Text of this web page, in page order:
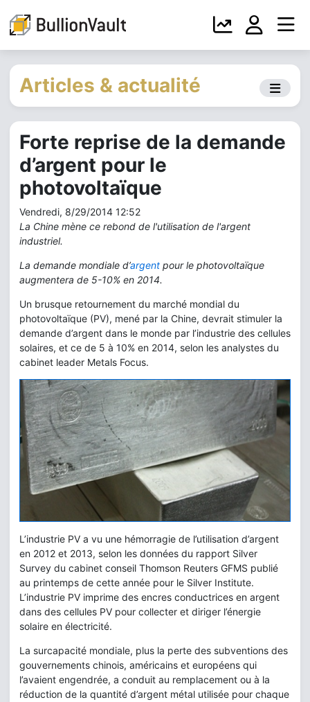
Articles & actualité
Forte reprise de la demande
d’argent pour le
photovoltaïque
Vendredi, 8/29/2014 12:52
La Chine mène ce rebond de l'utilisation de l'argent
industriel.
La demande mondiale d’argent pour le photovoltaïque
augmentera de 5-10% en 2014.
Un brusque retournement du marché mondial du
photovoltaïque (PV), mené par la Chine, devrait stimuler la
demande d’argent dans le monde par l’industrie des cellules
solaires, et ce de 5 à 10% en 2014, selon les analystes du
cabinet leader Metals Focus.
L’industrie PV a vu une hémorragie de l’utilisation d’argent
en 2012 et 2013, selon les données du rapport Silver
Survey du cabinet conseil Thomson Reuters GFMS publié
au printemps de cette année pour le Silver Institute.
L’industrie PV imprime des encres conductrices en argent
dans des cellules PV pour collecter et diriger l’énergie
solaire en électricité.
La surcapacité mondiale, plus la perte des subventions des
gouvernements chinois, américains et européens qui
l’avaient engendrée, a conduit au remplacement ou à la
réduction de la quantité d’argent métal utilisée pour chaque